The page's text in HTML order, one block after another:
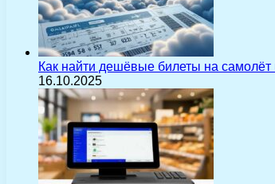
Как найти дешёвые билеты на самолёт
16.10.2025